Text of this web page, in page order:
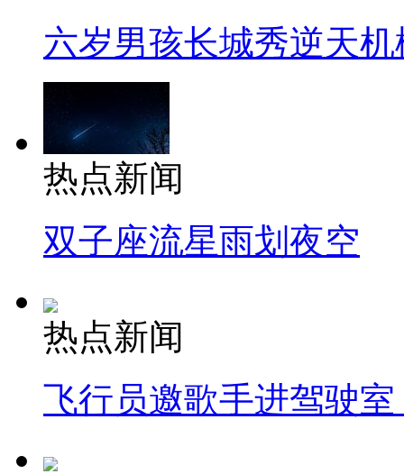
六岁男孩长城秀逆天机
热点新闻
双子座流星雨划夜空
热点新闻
飞行员邀歌手进驾驶